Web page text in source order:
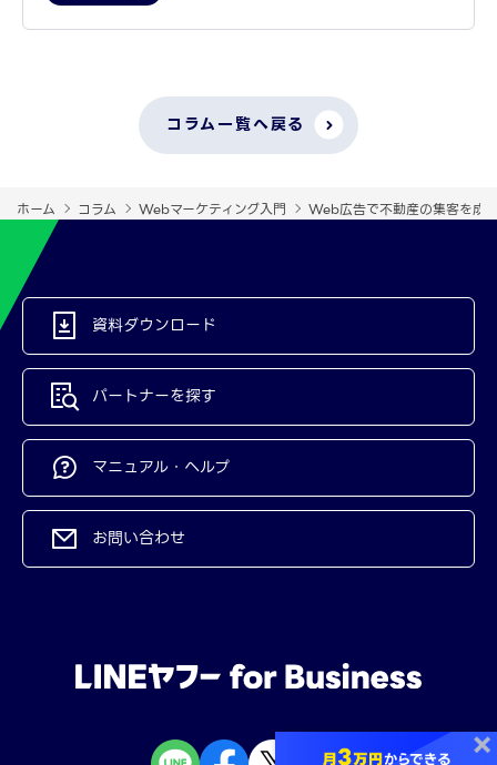
コラム一覧へ戻る
ホーム コラム Webマーケティング入門 Web広告で不動産の集客を成
資料ダウンロード
パートナーを探す
マニュアル・ヘルプ
お問い合わせ